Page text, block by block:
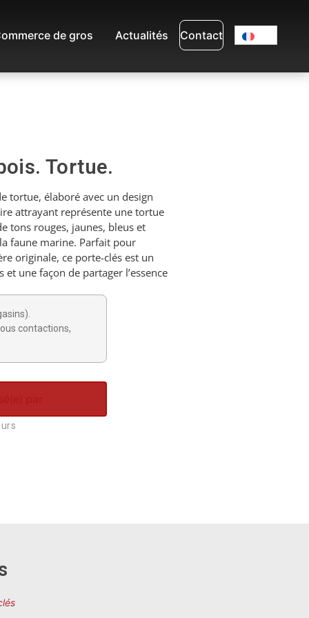
de gros Actualités Contact
Tortue.
tortue, élaboré avec un design
attrayant représente une tortue
tons rouges, jaunes, bleus et
faune marine. Parfait pour
originale, ce porte-clés est un
une façon de partager l’essence
contactions,
par